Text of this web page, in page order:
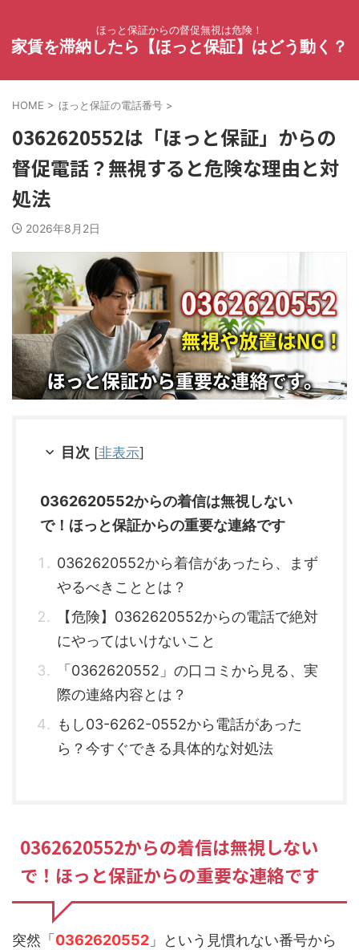
ほっと保証からの督促無視は危険！
家賃を滞納したら【ほっと保証】はどう動く？
HOME > ほっと保証の電話番号 >
0362620552は「ほっと保証」からの
督促電話？無視すると危険な理由と対
処法
2026年8月2日
目次 [非表示]
0362620552からの着信は無視しない
で！ほっと保証からの重要な連絡です
0362620552から着信があったら、まず
やるべきこととは？
【危険】0362620552からの電話で絶対
にやってはいけないこと
「0362620552」の口コミから見る、実
際の連絡内容とは？
もし03-6262-0552から電話があった
ら？今すぐできる具体的な対処法
0362620552からの着信は無視しない
で！ほっと保証からの重要な連絡です
突然「 0362620552 」という見慣れない番号から